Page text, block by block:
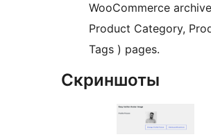
WooCommerce
Product Category,
Tags ) pages.
Скриншоты